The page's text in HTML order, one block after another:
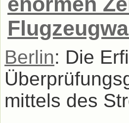
Berlin: Die
mittels des